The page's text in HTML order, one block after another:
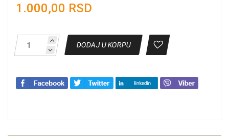
1.000,00 RSD
DODAJ U KORPU